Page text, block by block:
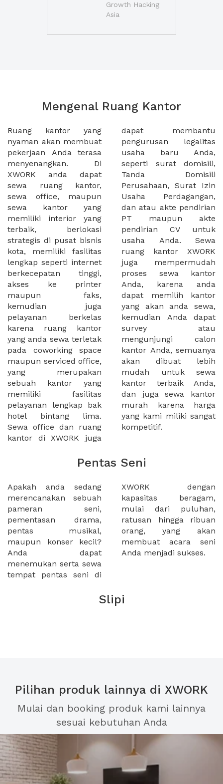
Growth Hacking
Asia
Mengenal Ruang Kantor
Ruang kantor yang
nyaman akan membuat
pekerjaan Anda terasa
menyenangkan. Di
XWORK anda dapat
sewa ruang kantor,
sewa office, maupun
sewa kantor yang
memiliki interior yang
terbaik, berlokasi
strategis di pusat bisnis
kota, memiliki fasilitas
lengkap seperti internet
berkecepatan tinggi,
akses ke printer
maupun faks,
kemudian juga
pelayanan berkelas
karena ruang kantor
yang anda sewa terletak
pada coworking space
maupun serviced office,
yang merupakan
sebuah kantor yang
memiliki fasilitas
pelayanan lengkap bak
hotel bintang lima.
Sewa office dan ruang
kantor di XWORK juga
dapat membantu
pengurusan legalitas
usaha baru Anda,
seperti surat domisili,
Tanda Domisili
Perusahaan, Surat Izin
Usaha Perdagangan,
dan atau akte pendirian
PT maupun akte
pendirian CV untuk
usaha Anda. Sewa
ruang kantor XWORK
juga mempermudah
proses sewa kantor
Anda, karena anda
dapat memilih kantor
yang akan anda sewa,
kemudian Anda dapat
survey atau
mengunjungi calon
kantor Anda, semuanya
akan dibuat lebih
mudah untuk sewa
kantor terbaik Anda,
dan juga sewa kantor
murah karena harga
yang kami miliki sangat
kompetitif.
Pentas Seni
Apakah anda sedang
merencanakan sebuah
pameran seni,
pementasan drama,
pentas musikal,
maupun konser kecil?
Anda dapat
menemukan serta sewa
tempat pentas seni di
XWORK dengan
kapasitas beragam,
mulai dari puluhan,
ratusan hingga ribuan
orang, yang akan
membuat acara seni
Anda menjadi sukses.
Slipi
Pilihan produk lainnya di XWORK
Mulai dan booking produk kami lainnya
sesuai kebutuhan Anda